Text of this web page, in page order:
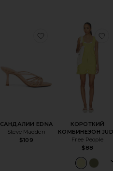
САНДАЛИИ EDNA
Steve Madden
$109
КОРОТКИЙ
КОМБИНЕЗОН
Free People
$88